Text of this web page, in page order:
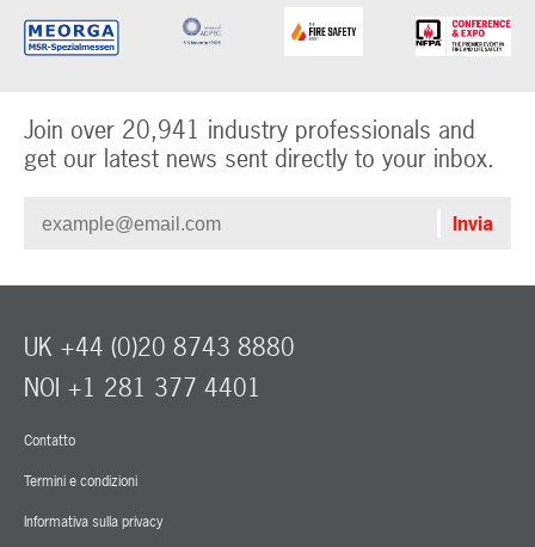
Join over 20,941 industry professionals and
get our latest news sent directly to your inbox.
Contatto
Termini e condizioni
Informativa sulla privacy
UK +44 (0)20 8743 8880
NOI +1 281 377 4401